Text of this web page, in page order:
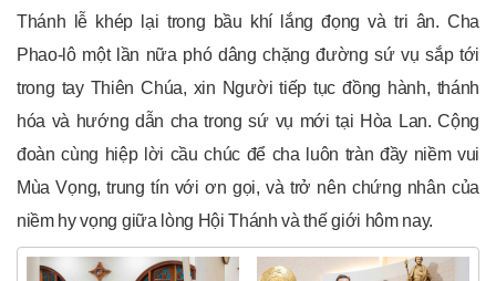
Thánh lễ khép lại trong bầu khí lắng đọng và tri ân. Cha
Phao-lô một lần nữa phó dâng chặng đường sứ vụ sắp tới
trong tay Thiên Chúa, xin Người tiếp tục đồng hành, thánh
hóa và hướng dẫn cha trong sứ vụ mới tại Hòa Lan. Cộng
đoàn cùng hiệp lời cầu chúc để cha luôn tràn đầy niềm vui
Mùa Vọng, trung tín với ơn gọi, và trở nên chứng nhân của
niềm hy vọng giữa lòng Hội Thánh và thế giới hôm nay.